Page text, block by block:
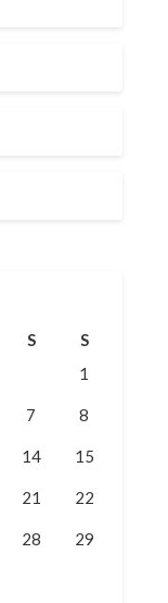
S
S
1
7 8
14 15
21 22
28 29